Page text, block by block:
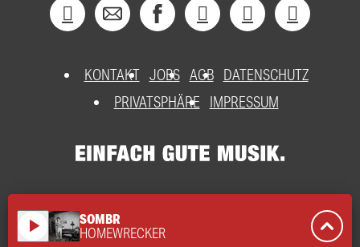
KONTAKT JOBS AGB DATENSCHUTZ
PRIVATSPHÄRE
IMPRESSUM
play_arrow SOMBR
HOMEWRECKER